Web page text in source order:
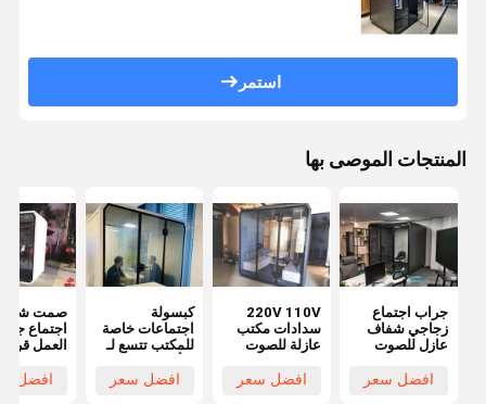
استمر
المنتجات الموصى بها
جراب اجتماع
زجاجي شفاف
عازل للصوت
افضل سعر
220V 110V
سدادات مكتب
عازلة للصوت
افضل سعر
كبسولة
اجتماعات خاصة
للمكتب تتسع لـ
افضل سعر
صمت
اجتماع
العمل قرنة
افضل